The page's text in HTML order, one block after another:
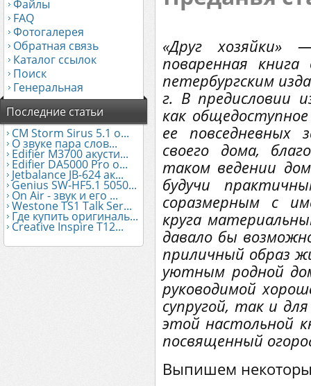
Файлы
FAQ
Фотогалерея
Обратная связь
Каталог ссылок
Поиск
Генеральная
Последние статьи
CM Storm Sirus 5.1 о...
О звуке пара слов...
Edifier М3700 акусти...
Edifier DA5000 Pro о...
Jetbalance JB-624 ак...
Genius SW-HF5.1 5050...
On Air - звук и его ...
Westone TS1 Talk Ser...
Где купить оригиналь...
Creative Inspire T12...
«Друг хозяйки»
поваренная
петербургским
г. В предисловии
как
ее повседневных
своего дома,
таком ведении
будучи
соразмерным с
круга
давало бы
приличный образ
уютным родной
руководимой
супругой, так и
этой настольной
посвященный
Выпишем